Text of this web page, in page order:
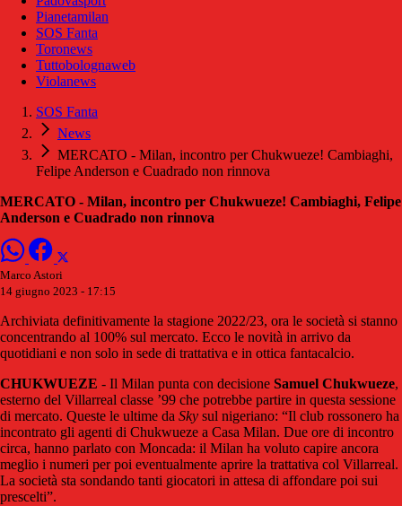
Pianetamilan
SOS Fanta
Toronews
Tuttobolognaweb
Violanews
SOS Fanta
News
MERCATO - Milan, incontro per Chukwueze! Cambiaghi,
Felipe Anderson e Cuadrado non rinnova
MERCATO - Milan, incontro per Chukwueze! Cambiaghi, Felipe
Anderson e Cuadrado non rinnova
Marco Astori
14 giugno 2023 - 17:15
Archiviata definitivamente la stagione 2022/23, ora le società si stanno
concentrando al 100% sul mercato. Ecco le novità in arrivo da
quotidiani e non solo in sede di trattativa e in ottica fantacalcio.
CHUKWUEZE - Il Milan punta con decisione Samuel Chukwueze,
esterno del Villarreal classe ’99 che potrebbe partire in questa sessione
di mercato. Queste le ultime da Sky sul nigeriano: “Il club rossonero ha
incontrato gli agenti di Chukwueze a Casa Milan. Due ore di incontro
circa, hanno parlato con Moncada: il Milan ha voluto capire ancora
meglio i numeri per poi eventualmente aprire la trattativa col Villarreal.
La società sta sondando tanti giocatori in attesa di affondare poi sui
prescelti”.